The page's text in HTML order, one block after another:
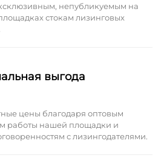
непубликуемым на
стокам лизинговых
выгода
цены благодаря оптовым
работы нашей площадки и
с лизингодателями.